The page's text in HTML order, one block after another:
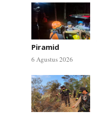
Piramid
6 Agustus 2026